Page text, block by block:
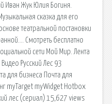
Иван Жук Юлия Богиня.
сказка для его
театральной постановки
Смотреть бесплатно
сети Мой Мир. Лента
Русский Лес 93
для бизнеса Почта для
myTarget myWidget Hotbox
лес (сериал) 15,627 views